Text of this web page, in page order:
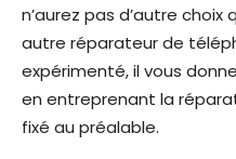
n’aurez pas d’autre
autre réparateur de
expérimenté, il vous
en entreprenant la
fixé au préalable.